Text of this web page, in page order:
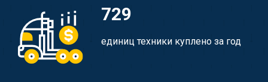
729
единиц техники куплено за год